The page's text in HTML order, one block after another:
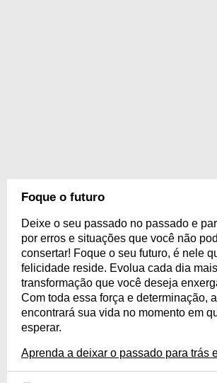
Foque o futuro
Deixe o seu passado no passado e
por erros e situações que você não
consertar! Foque o seu futuro, é nele
felicidade reside. Evolua cada dia
transformação que você deseja
Com toda essa força e determinação,
encontrará sua vida no momento em
esperar.
Aprenda a deixar o passado para trás